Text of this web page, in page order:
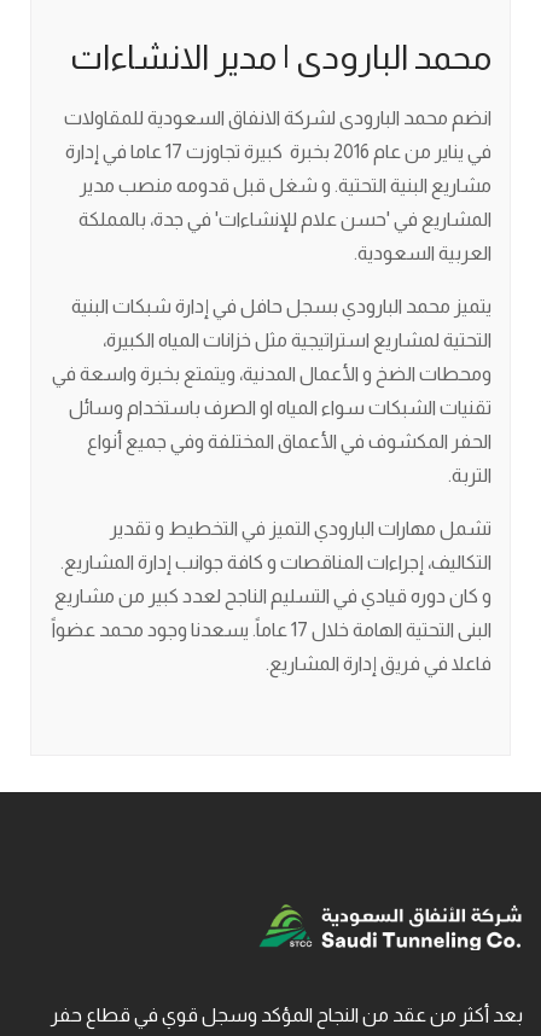
محمد البارودى | مدير الانشاءات
انضم محمد البارودى لشركة الانفاق السعودية للمقاولات
في يناير من عام 2016 بخبرة كبيرة تجاوزت 17 عاما في إدارة
مشاريع البنية التحتية. و شغل قبل قدومه منصب مدير
المشاريع في 'حسن علام للإنشاءات' في جدة، بالمملكة
العربية السعودية.
يتميز محمد البارودي بسجل حافل في إدارة شبكات البنية
التحتية لمشاريع استراتيجية مثل خزانات المياه الكبيرة،
ومحطات الضخ و الأعمال المدنية، ويتمتع بخبرة واسعة في
تقنيات الشبكات سواء المياه او الصرف باستخدام وسائل
الحفر المكشوف في الأعماق المختلفة وفي جميع أنواع
التربة.
تشمل مهارات البارودي التميز في التخطيط و تقدير
التكاليف، إجراءات المناقصات و كافة جوانب إدارة المشاريع.
و كان دوره قيادي في التسليم الناجح لعدد كبير من مشاريع
البنى التحتية الهامة خلال 17 عاماً. يسعدنا وجود محمد عضواً
فاعلا في فريق إدارة المشاريع.
بعد أكثر من عقد من النجاح المؤكد وسجل قوي في قطاع حفر